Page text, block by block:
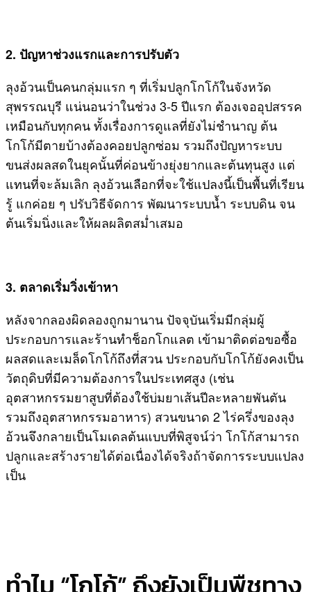
2. ปัญหาช่วงแรกและการปรับตัว
ลุงอ้วนเป็นคนกลุ่มแรก ๆ ที่เริ่มปลูกโกโก้ในจังหวัด
สุพรรณบุรี แน่นอนว่าในช่วง 3-5 ปีแรก ต้องเจออุปสรรค
เหมือนกับทุกคน ทั้งเรื่องการดูแลที่ยังไม่ชำนาญ ต้น
โกโก้มีตายบ้างต้องคอยปลูกซ่อม รวมถึงปัญหาระบบ
ขนส่งผลสดในยุคนั้นที่ค่อนข้างยุ่งยากและต้นทุนสูง แต่
แทนที่จะล้มเลิก ลุงอ้วนเลือกที่จะใช้แปลงนี้เป็นพื้นที่เรียน
รู้ แกค่อย ๆ ปรับวิธีจัดการ พัฒนาระบบน้ำ ระบบดิน จน
ต้นเริ่มนิ่งและให้ผลผลิตสม่ำเสมอ
3. ตลาดเริ่มวิ่งเข้าหา
หลังจากลองผิดลองถูกมานาน ปัจจุบันเริ่มมีกลุ่มผู้
ประกอบการและร้านทำช็อกโกแลต เข้ามาติดต่อขอซื้อ
ผลสดและเมล็ดโกโก้ถึงที่สวน ประกอบกับโกโก้ยังคงเป็น
วัตถุดิบที่มีความต้องการในประเทศสูง (เช่น
อุตสาหกรรมยาสูบที่ต้องใช้บ่มยาเส้นปีละหลายพันตัน
รวมถึงอุตสาหกรรมอาหาร) สวนขนาด 2 ไร่ครึ่งของลุง
อ้วนจึงกลายเป็นโมเดลต้นแบบที่พิสูจน์ว่า โกโก้สามารถ
ปลูกและสร้างรายได้ต่อเนื่องได้จริงถ้าจัดการระบบแปลง
เป็น